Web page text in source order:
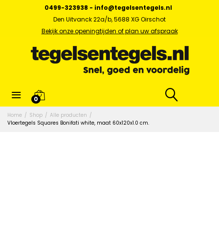
0499-323938 - info@tegelsentegels.nl
Den Uitvanck 22a/b, 5688 XG Oirschot
Bekijk onze openingtijden of plan uw afspraak
0
Home / Shop / Alle producten /
Vloertegels Squares Bonifati white, maat 60x120x1.0 cm.